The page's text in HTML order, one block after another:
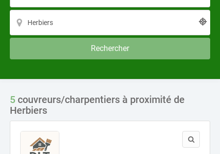
Rechercher
5 couvreurs/charpentiers à proximité de
Herbiers